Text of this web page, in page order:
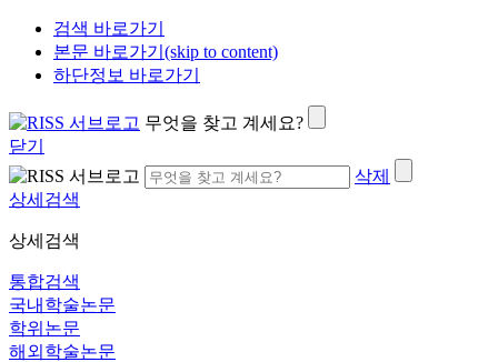
검색 바로가기
본문 바로가기(skip to content)
하단정보 바로가기
무엇을 찾고 계세요?
닫기
삭제
상세검색
상세검색
통합검색
국내학술논문
학위논문
해외학술논문